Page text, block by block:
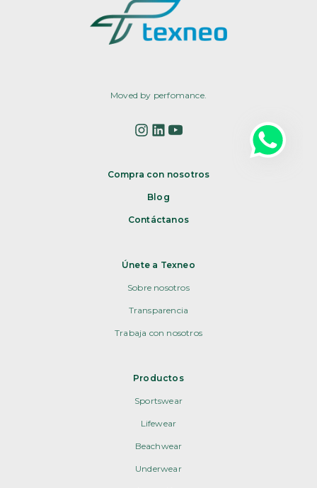
Moved by perfomance.
Compra con nosotros
Blog
Contáctanos
Únete a Texneo
Sobre nosotros
Transparencia
Trabaja con nosotros
Productos
Sportswear
Lifewear
Beachwear
Underwear